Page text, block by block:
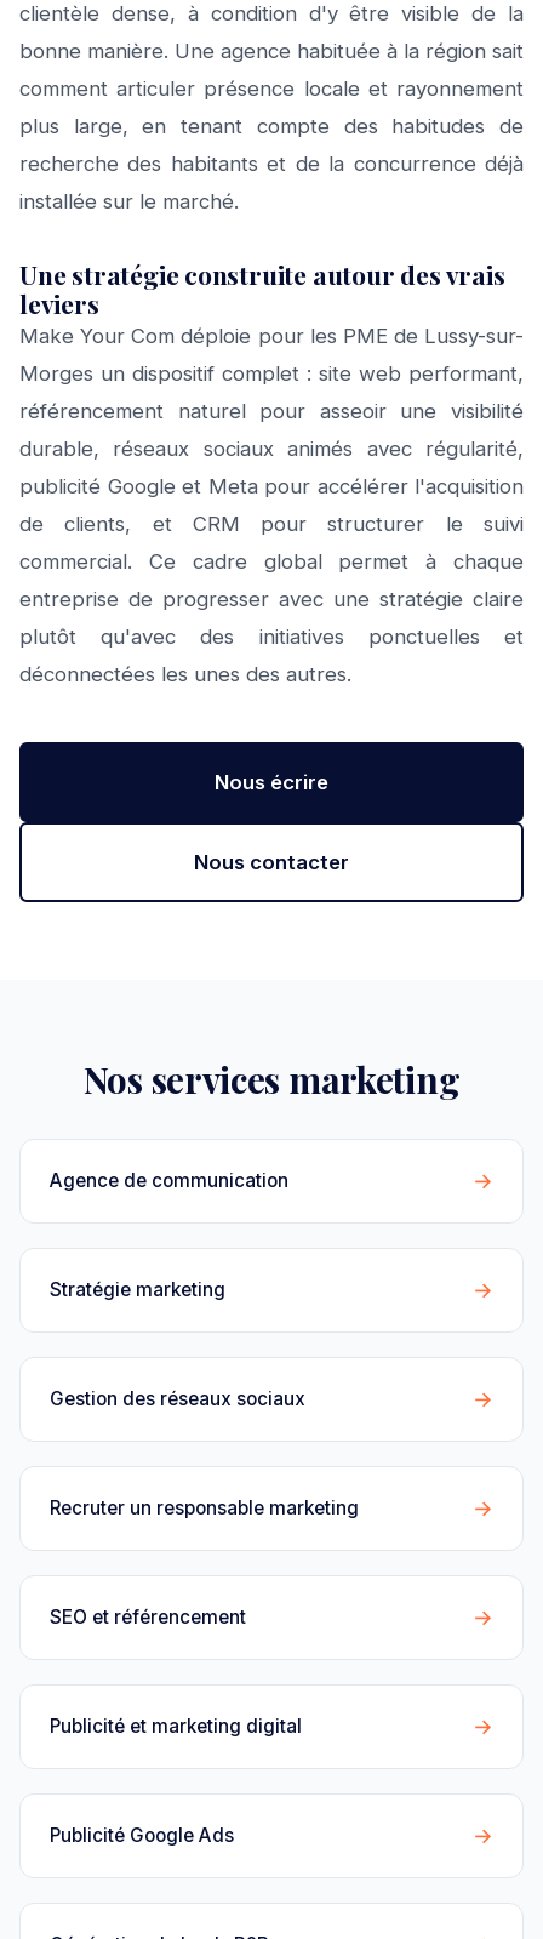
clientèle dense, à condition d'y être visible de la
bonne manière. Une agence habituée à la région sait
comment articuler présence locale et rayonnement
plus large, en tenant compte des habitudes de
recherche des habitants et de la concurrence déjà
installée sur le marché.
Une stratégie construite autour des vrais
leviers
Make Your Com déploie pour les PME de Lussy-sur-
Morges un dispositif complet : site web performant,
référencement naturel pour asseoir une visibilité
durable, réseaux sociaux animés avec régularité,
publicité Google et Meta pour accélérer l'acquisition
de clients, et CRM pour structurer le suivi
commercial. Ce cadre global permet à chaque
entreprise de progresser avec une stratégie claire
plutôt qu'avec des initiatives ponctuelles et
déconnectées les unes des autres.
Nous écrire
Nous contacter
Nos services marketing
Agence de communication →
Stratégie marketing →
Gestion des réseaux sociaux →
Recruter un responsable marketing →
SEO et référencement →
Publicité et marketing digital →
Publicité Google Ads →